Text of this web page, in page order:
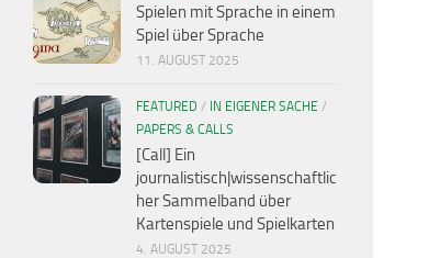
Spielen mit Sprache in einem
Spiel über Sprache
11. AUGUST 2025
FEATURED / IN EIGENER SACHE /
PAPERS & CALLS
[Call] Ein
journalistisch|wissenschaftlic
her Sammelband über
Kartenspiele und Spielkarten
4. AUGUST 2025